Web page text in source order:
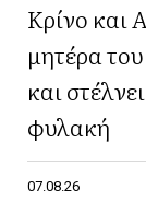
Κρίνο και
μητέρα
και
φυλακή
07.08.26